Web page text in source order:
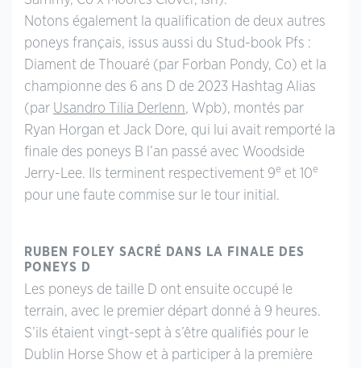
Notons également la qualification de deux autres
poneys français, issus aussi du Stud-book Pfs :
Diament de Thouaré (par Forban Pondy, Co) et la
championne des 6 ans D de 2023 Hashtag Alias
(par Usandro Tilia Derlenn, Wpb), montés par
Ryan Horgan et Jack Dore, qui lui avait remporté la
finale des poneys B l’an passé avec Woodside
Jerry-Lee. Ils terminent respectivement 9e et 10e
pour une faute commise sur le tour initial.
RUBEN FOLEY SACRÉ DANS LA FINALE DES
PONEYS D
Les poneys de taille D ont ensuite occupé le
terrain, avec le premier départ donné à 9 heures.
S’ils étaient vingt-sept à s’être qualifiés pour le
Dublin Horse Show et à participer à la première